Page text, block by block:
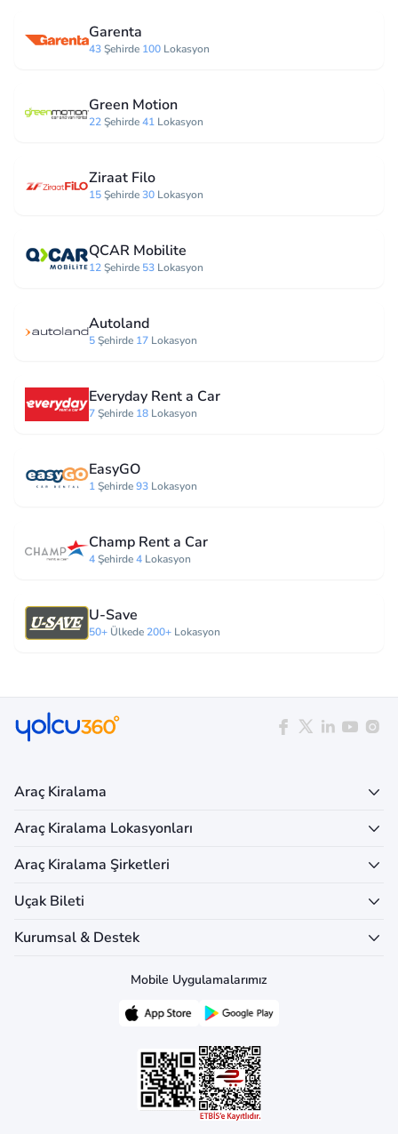
Garenta
43Şehirde 100 Lokasyon
Green Motion
22Şehirde41 Lokasyon
Ziraat Filo
15Şehirde30 Lokasyon
QCAR Mobilite
12Şehirde 53 Lokasyon
Autoland
5Şehirde 17 Lokasyon
Everyday Rent a Car
7Şehirde 18 Lokasyon
EasyGO
1Şehirde93 Lokasyon
Champ Rent a Car
4Şehirde4 Lokasyon
U-Save
50+ Ülkede 200+ Lokasyon
Araç Kiralama
Araç Kiralama Lokasyonları
Araç Kiralama Şirketleri
Uçak Bileti
Kurumsal & Destek
Mobile Uygulamalarımız